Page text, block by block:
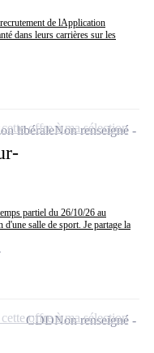
de lApplication
dans leurs carrières sur les
partiel du 26/10/26 au
d'une salle de sport. Je partage la
libéraleNon renseigné
offre à ma sélection
CDDNon renseigné
offre à ma sélection